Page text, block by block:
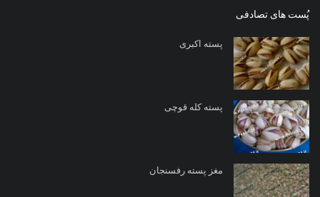
پُست های تصادفی
پسته اکبری
پسته کله قوچی
مغز پسته رفسنجان